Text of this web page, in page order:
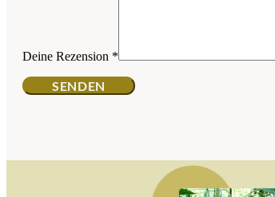
Deine Rezension *